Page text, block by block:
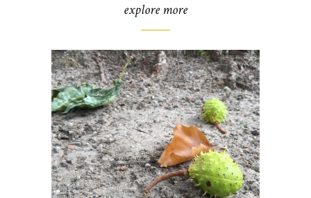
explore more